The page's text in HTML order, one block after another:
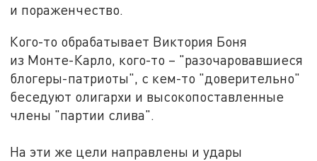
и пораженчество.
Кого-то обрабатывает Виктория Боня
из Монте-Карло, кого-то – "разочаровавшиеся
блогеры-патриоты", с кем-то "доверительно"
беседуют олигархи и высокопоставленные
члены "партии слива".
На эти же цели направлены и удары